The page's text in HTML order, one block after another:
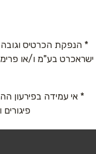
שם מלא*
טלפון*
* הנפקת הכרטיס
ישראכרט בע"מ ו/או
* אי עמידה בפירעון